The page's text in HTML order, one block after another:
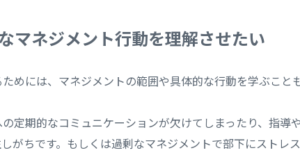
マネジメント行動を理解させたい
めには、マネジメントの範囲や具体的な行動を学ぶこと
定期的なコミュニケーションが欠けてしまったり、指導や
がちです。もしくは過剰なマネジメントで部下にストレス